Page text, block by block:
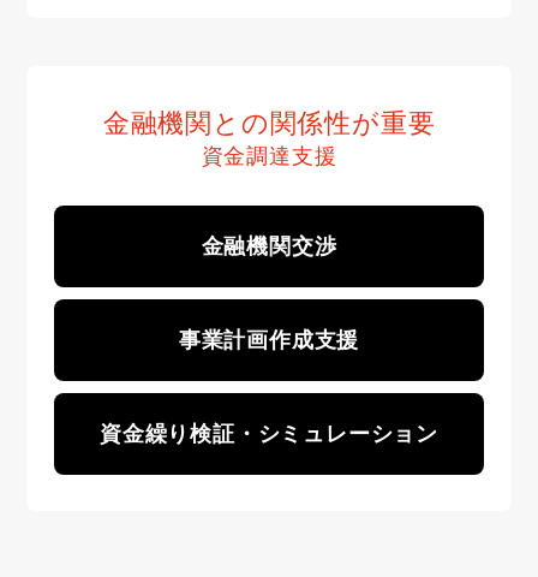
金融機関との関係性が重要
資金調達支援
金融機関交渉
事業計画作成支援
資金繰り検証・シミュレーション